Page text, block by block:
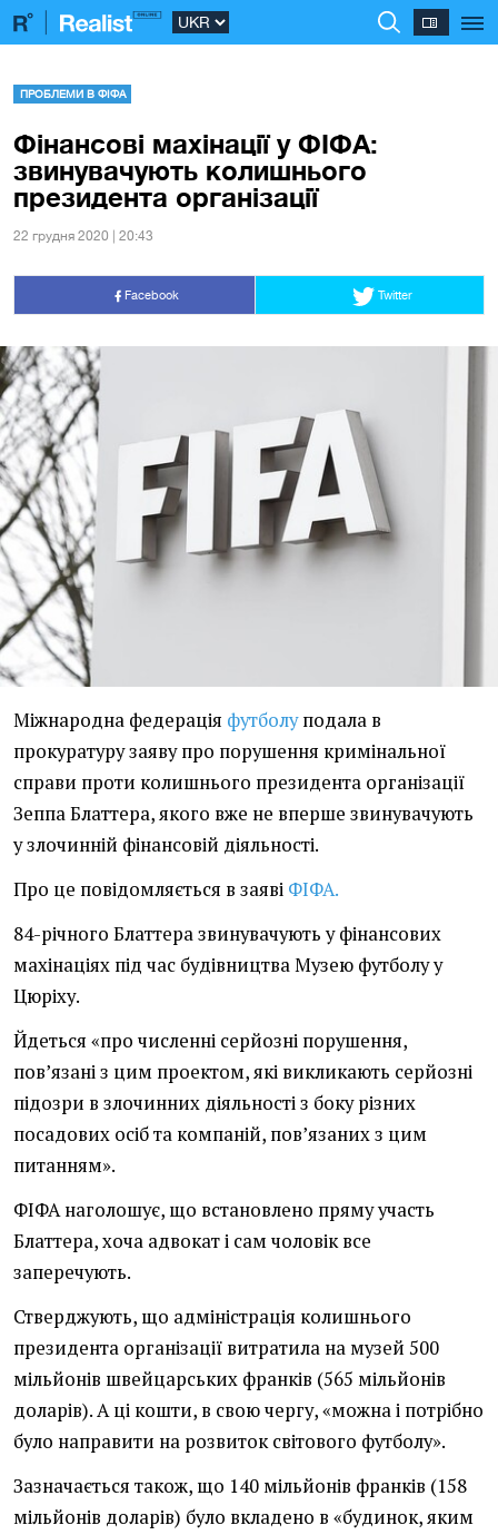
ПРОБЛЕМИ В ФІФА
Фінансові махінації у ФІФА:
звинувачують колишнього
президента організації
22 грудня 2020 | 20:43
Facebook Twitter
Міжнародна федерація футболуподала в
прокуратуру заяву про порушення кримінальної
справи проти колишнього президента організації
Зеппа Блаттера, якого вже не вперше звинувачують
у злочинній фінансовій діяльності.
Про це повідомляється в заяві ФІФА.
84-річного Блаттера звинувачують у фінансових
махінаціях під час будівництва Музею футболу у
Цюріху.
Йдеться «про численні серйозні порушення,
пов’язані з цим проектом, які викликають серйозні
підозри в злочинних діяльності з боку різних
посадових осіб та компаній, пов’язаних з цим
питанням».
ФІФА наголошує, що встановлено пряму участь
Блаттера, хоча адвокат і сам чоловік все
заперечують.
Стверджують, що адміністрація колишнього
президента організації витратила на музей 500
мільйонів швейцарських франків (565 мільйонів
доларів). А ці кошти, в свою чергу, «можна і потрібно
було направити на розвиток світового футболу».
Зазначається також, що 140 мільйонів франків (158
мільйонів доларів) було вкладено в «будинок, яким